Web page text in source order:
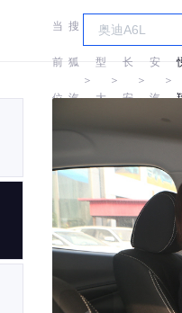
当
前
位
置:
搜
狐
汽
车
＞
车
型
大
全
＞
长
安
＞
安
汽
＞